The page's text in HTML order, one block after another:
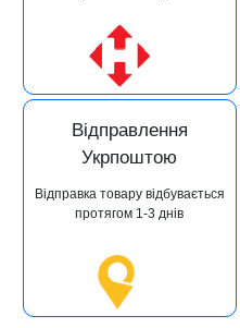
Відправлення
Укрпоштою
Відправка товару відбувається
протягом 1-3 днів